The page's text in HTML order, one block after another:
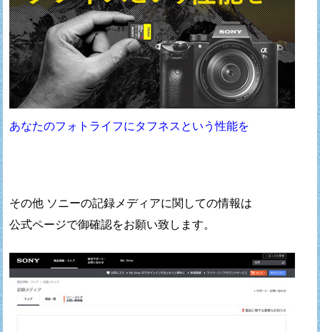
あなたのフォトライフにタフネスという性能を
その他 ソニーの記録メディアに関しての情報は
公式ページで御確認をお願い致します。